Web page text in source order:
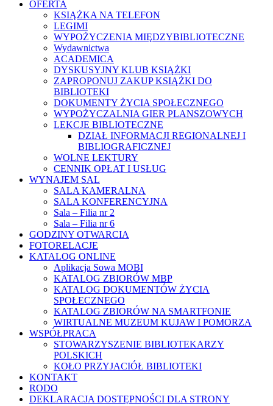
OFERTA
KSIĄŻKA NA TELEFON
LEGIMI
WYPOŻYCZENIA MIĘDZYBIBLIOTECZNE
Wydawnictwa
ACADEMICA
DYSKUSYJNY KLUB KSIĄŻKI
ZAPROPONUJ ZAKUP KSIĄŻKI DO
BIBLIOTEKI
DOKUMENTY ŻYCIA SPOŁECZNEGO
WYPOŻYCZALNIA GIER PLANSZOWYCH
LEKCJE BIBLIOTECZNE
DZIAŁ INFORMACJI REGIONALNEJ I
BIBLIOGRAFICZNEJ
WOLNE LEKTURY
CENNIK OPŁAT I USŁUG
WYNAJEM SAL
SALA KAMERALNA
SALA KONFERENCYJNA
Sala – Filia nr 2
Sala – Filia nr 6
GODZINY OTWARCIA
FOTORELACJE
KATALOG ONLINE
Aplikacja Sowa MOBI
KATALOG ZBIORÓW MBP
KATALOG DOKUMENTÓW ŻYCIA
SPOŁECZNEGO
KATALOG ZBIORÓW NA SMARTFONIE
WIRTUALNE MUZEUM KUJAW I POMORZA
WSPÓŁPRACA
STOWARZYSZENIE BIBLIOTEKARZY
POLSKICH
KOŁO PRZYJACIÓŁ BIBLIOTEKI
KONTAKT
RODO
DEKLARACJA DOSTĘPNOŚCI DLA STRONY